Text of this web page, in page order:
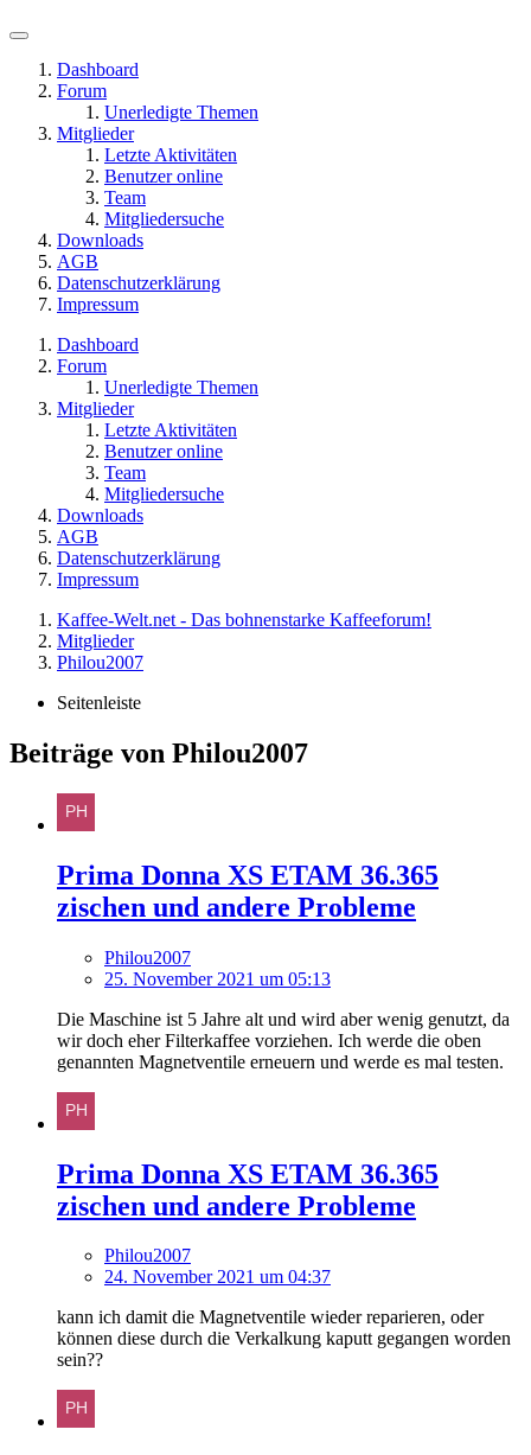
Dashboard
Forum
Unerledigte Themen
Mitglieder
Letzte Aktivitäten
Benutzer online
Team
Mitgliedersuche
Downloads
AGB
Datenschutzerklärung
Impressum
Dashboard
Forum
Unerledigte Themen
Mitglieder
Letzte Aktivitäten
Benutzer online
Team
Mitgliedersuche
Downloads
AGB
Datenschutzerklärung
Impressum
Kaffee-Welt.net - Das bohnenstarke Kaffeeforum!
Mitglieder
Philou2007
Seitenleiste
Beiträge von Philou2007
Prima Donna XS ETAM 36.365
zischen und andere Probleme
Philou2007
25. November 2021 um 05:13
Die Maschine ist 5 Jahre alt und wird aber wenig genutzt, da
wir doch eher Filterkaffee vorziehen. Ich werde die oben
genannten Magnetventile erneuern und werde es mal testen.
Prima Donna XS ETAM 36.365
zischen und andere Probleme
Philou2007
24. November 2021 um 04:37
kann ich damit die Magnetventile wieder reparieren, oder
können diese durch die Verkalkung kaputt gegangen worden
sein??